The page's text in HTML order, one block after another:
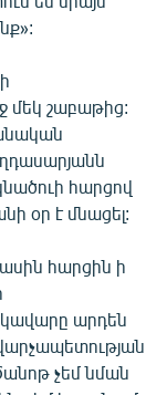
մեկ շաբաթից:
հարցով
օր է մնացել:
հարցին ի
արդեն
չեմ նման